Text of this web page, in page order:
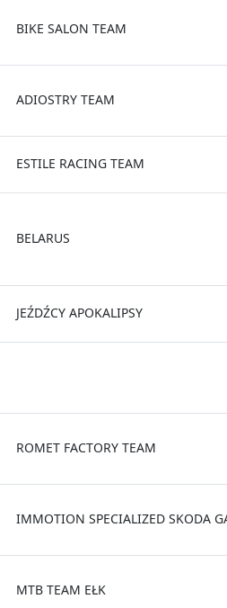
BIKE SALON TEAM
ADIOSTRY TEAM
ESTILE RACING TEAM
BELARUS
JEŹDŹCY APOKALIPSY
ROMET FACTORY TEAM
IMMOTION SPECIALIZED SKODA
MTB TEAM EŁK